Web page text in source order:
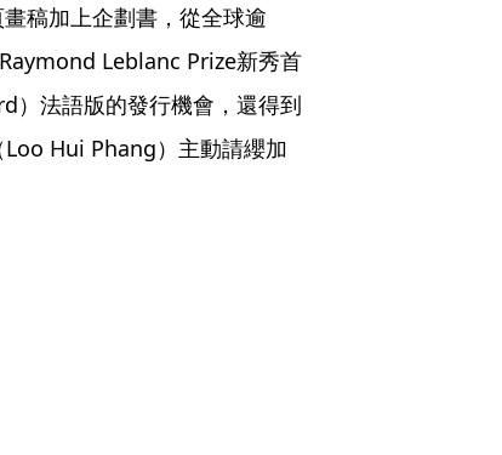
稿加上企劃書，從全球逾
Leblanc Prize新秀首
）法語版的發行機會，還得到
Hui Phang）主動請纓加